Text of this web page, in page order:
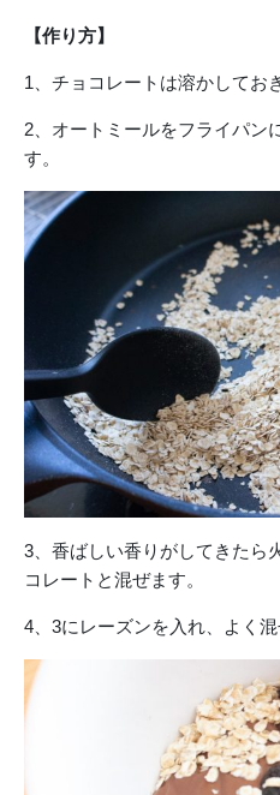
【作り方】
1、チョコレートは溶かしてお
2、オートミールをフライパン
す。
3、香ばしい香りがしてきたら
コレートと混ぜます。
4、3にレーズンを入れ、よく混